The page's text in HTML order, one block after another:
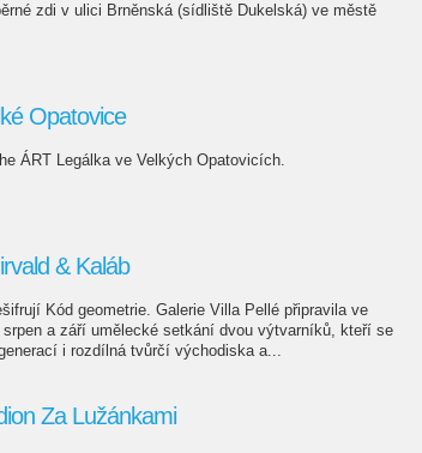
zdi v ulici Brněnská (sídliště Dukelská) ve městě
Opatovice
ÁRT Legálka ve Velkých Opatovicích.
& Kaláb
Kód geometrie. Galerie Villa Pellé připravila ve
a září umělecké setkání dvou výtvarníků, kteří se
i rozdílná tvůrčí východiska a...
Za Lužánkami